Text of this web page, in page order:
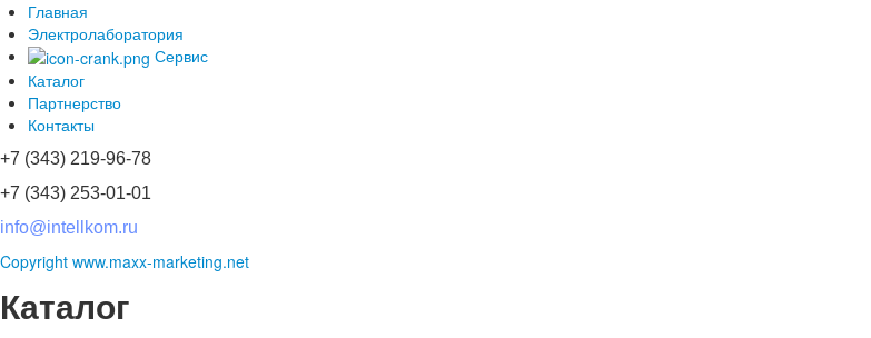
Главная
Электролаборатория
Сервис
Каталог
Партнерство
Контакты
+7 (343) 219-96-78
+7 (343) 253-01-01
info@intellkom.ru
Copyright www.maxx-marketing.net
Каталог